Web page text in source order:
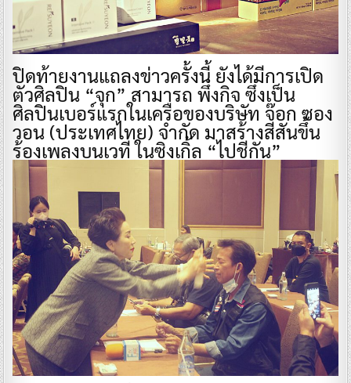
ปิดท้ายงานแถลงข่าวครั้งนี้ ยังได้มีการเปิด
ตัวศิลปิน “จุก” สามารถ พึ่งกิจ ซึ่งเป็น
ศิลปินเบอร์แรกในเครือของบริษัท จ๊อก ซอง
วอน (ประเทศไทย) จำกัด มาสร้างสีสันขึ้น
ร้องเพลงบนเวที ในซิงเกิ้ล “ไปชีกัน”